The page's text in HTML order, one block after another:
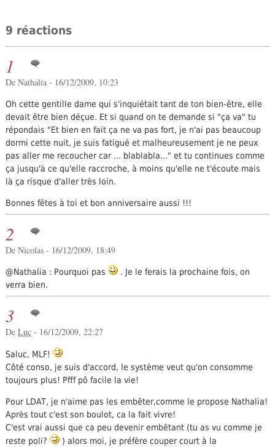
9 réactions
1
De Nathalia - 16/12/2009, 10:23
Oh cette gentille dame qui s'inquiétait tant de ton bien-être, elle
devait être bien déçue. Et si quand on te demande si "ça va" tu
répondais "Et bien en fait ça ne va pas fort, je n'ai pas beaucoup
dormi cette nuit, je suis fatigué et malheureusement je ne peux
pas aller me recoucher car ... blablabla..." et tu continues comme
ça jusqu'à ce qu'elle raccroche, à moins qu'elle ne t'écoute mais
là ça risque d'aller très loin.
Bonnes fêtes à toi et bon anniversaire aussi !!!
2
De Nicolas - 16/12/2009, 18:49
@Nathalia : Pourquoi pas
. Je le ferais la prochaine fois, on
verra bien.
3
De Luc- 16/12/2009, 22:27
Saluc, MLF!
Côté conso, je suis d'accord, le système veut qu'on consomme
toujours plus! Pfff pô facile la vie!
Pour LDAT, je n'aime pas les embêter,comme le propose Nathalia!
Après tout c'est son boulot, ca la fait vivre!
C'est vrai aussi que ca peu devenir embêtant (tu as vu comme je
reste poli?
) alors moi, je préfère couper court à la